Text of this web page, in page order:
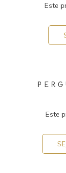
Este
Este